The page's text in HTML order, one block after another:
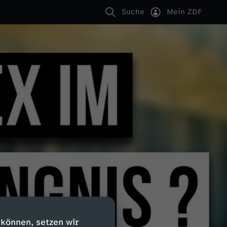
setzen wir
Suche Mein ZDF